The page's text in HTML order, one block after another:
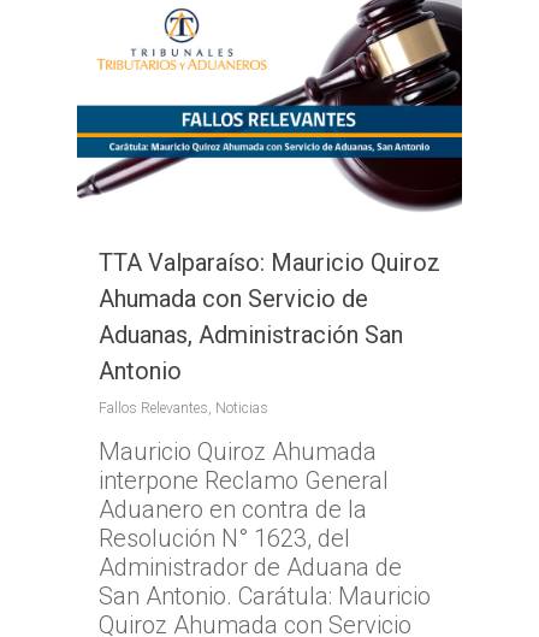
TTA Valparaíso: Mauricio Quiroz
Ahumada con Servicio de
Aduanas, Administración San
Antonio
Fallos Relevantes, Noticias
Mauricio Quiroz Ahumada
interpone Reclamo General
Aduanero en contra de la
Resolución N° 1623, del
Administrador de Aduana de
San Antonio. Carátula: Mauricio
Quiroz Ahumada con Servicio
Magallanes y la
Chilena